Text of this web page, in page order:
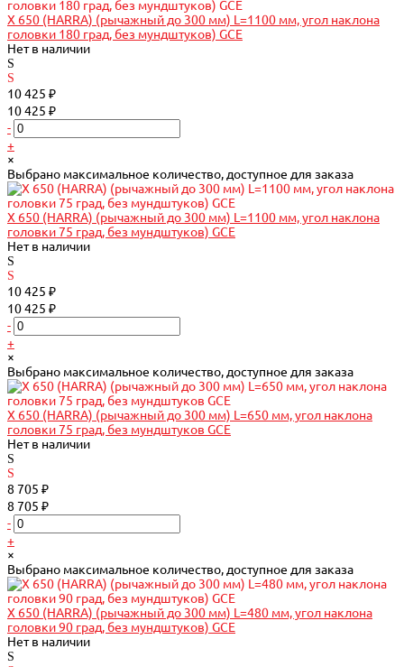
X 650 (HARRA) (рычажный до 300 мм) L=1100 мм, угол наклона
головки 180 град, без мундштуков) GCE
Нет в наличии
10 425 ₽
10 425 ₽
-
+
×
Выбрано максимальное количество, доступное для заказа
X 650 (HARRA) (рычажный до 300 мм) L=1100 мм, угол наклона
головки 75 град, без мундштуков) GCE
Нет в наличии
10 425 ₽
10 425 ₽
-
+
×
Выбрано максимальное количество, доступное для заказа
X 650 (HARRA) (рычажный до 300 мм) L=650 мм, угол наклона
головки 75 град, без мундштуков GCE
Нет в наличии
8 705 ₽
8 705 ₽
-
+
×
Выбрано максимальное количество, доступное для заказа
X 650 (HARRA) (рычажный до 300 мм) L=480 мм, угол наклона
головки 90 град, без мундштуков) GCE
Нет в наличии